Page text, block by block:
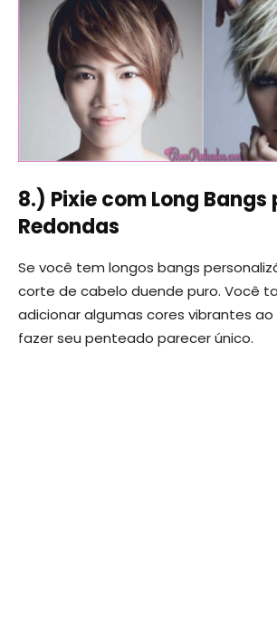
8.) Pixie com Long Bangs
Redondas
Se você tem longos bangs
corte de cabelo duende puro. Você
adicionar algumas cores vibrantes
fazer seu penteado parecer único.